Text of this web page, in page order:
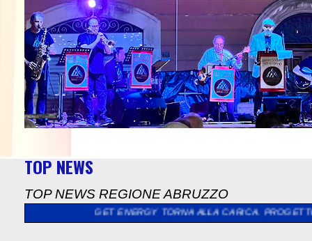
TOP NEWS
TOP NEWS REGIONE ABRUZZO
GET ENERGY TORNA ALLA CARICA. PROGETTO DI